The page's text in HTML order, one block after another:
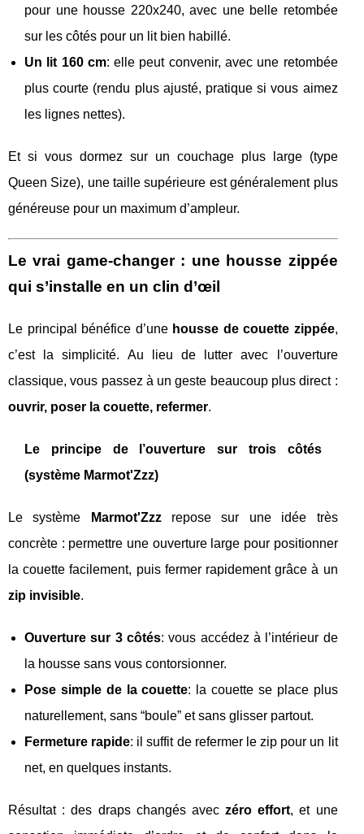
pour une housse 220x240, avec une belle retombée
sur les côtés pour un lit bien habillé.
Un lit 160 cm: elle peut convenir, avec une retombée
plus courte (rendu plus ajusté, pratique si vous aimez
les lignes nettes).
Et si vous dormez sur un couchage plus large (type
Queen Size), une taille supérieure est généralement plus
généreuse pour un maximum d’ampleur.
Le vrai game-changer : une housse zippée
qui s’installe en un clin d’œil
Le principal bénéfice d’une housse de couette zippée,
c’est la simplicité. Au lieu de lutter avec l’ouverture
classique, vous passez à un geste beaucoup plus direct :
ouvrir, poser la couette, refermer.
Le principe de l’ouverture sur trois côtés
(système Marmot'Zzz)
Le système Marmot'Zzzrepose sur une idée très
concrète : permettre une ouverture large pour positionner
la couette facilement, puis fermer rapidement grâce à un
zip invisible.
Ouverture sur 3 côtés: vous accédez à l’intérieur de
la housse sans vous contorsionner.
Pose simple de la couette: la couette se place plus
naturellement, sans “boule” et sans glisser partout.
Fermeture rapide: il suffit de refermer le zip pour un lit
net, en quelques instants.
Résultat : des draps changés aveczéro effort, et une